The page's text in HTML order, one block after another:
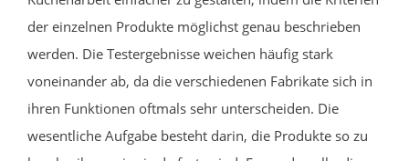
der einzelnen Produkte möglichst genau beschrieben
werden. Die Testergebnisse weichen häufig stark
voneinander ab, da die verschiedenen Fabrikate sich in
ihren Funktionen oftmals sehr unterscheiden. Die
wesentliche Aufgabe besteht darin, die Produkte so zu